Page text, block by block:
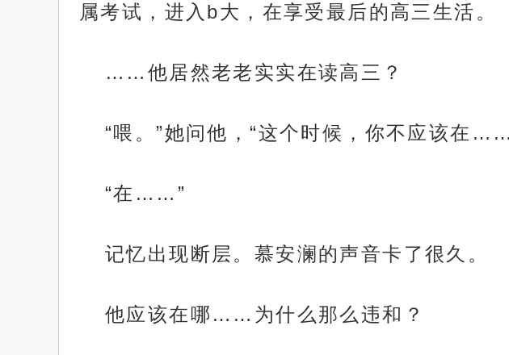
属考试，进入b大，在享受最后的高三生活。
……他居然老老实实在读高三？
“喂。”她问他，“这个时候，你不应该在
“在……”
记忆出现断层。慕安澜的声音卡了很久。
他应该在哪……为什么那么违和？